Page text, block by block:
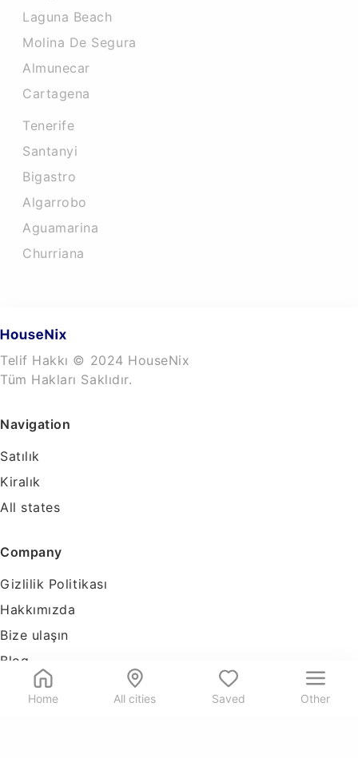
Home All cities Saved Other
Laguna Beach
Molina De Segura
Almunecar
Cartagena
Tenerife
Santanyi
Bigastro
Algarrobo
Aguamarina
Churriana
Telif Hakkı © 2024 HouseNix
Tüm Hakları Saklıdır.
Navigation
Satılık
Kiralık
All states
Company
Gizlilik Politikası
Hakkımızda
Bize ulaşın
Blog
Tools